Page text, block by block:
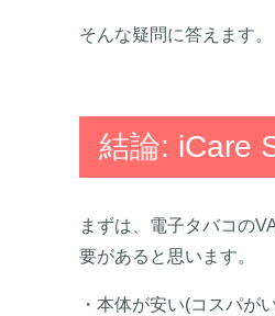
そんな疑問に答えます。
結論: iCare
まずは、電子タバコの
要があると思います。
・本体が安い(コスパが